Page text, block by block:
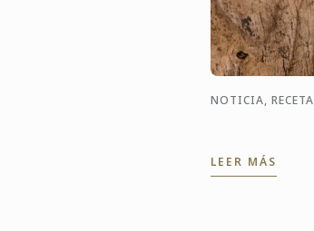
NOTICIA, RECETA
LEER MÁS